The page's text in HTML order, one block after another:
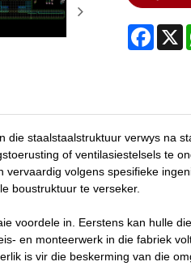
X
die staalstaalstruktuur verwys na
of ventilasiestelsels te
volgens spesifieke
boustruktuur te verseker.
voordele in. Eerstens kan hulle
en monteerwerk in die fabriek
is vir die beskerming van die